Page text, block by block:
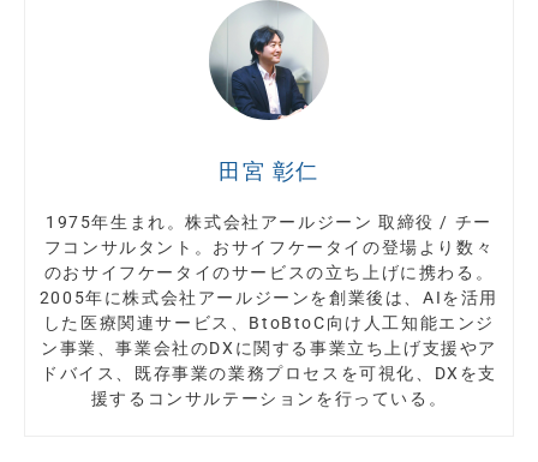
田宮 彰仁
1975年生まれ。株式会社アールジーン 取締役 / チー
フコンサルタント。おサイフケータイの登場より数々
のおサイフケータイのサービスの立ち上げに携わる。
2005年に株式会社アールジーンを創業後は、AIを活用
した医療関連サービス、BtoBtoC向け人工知能エンジ
ン事業、事業会社のDXに関する事業立ち上げ支援やア
ドバイス、既存事業の業務プロセスを可視化、DXを支
援するコンサルテーションを行っている。